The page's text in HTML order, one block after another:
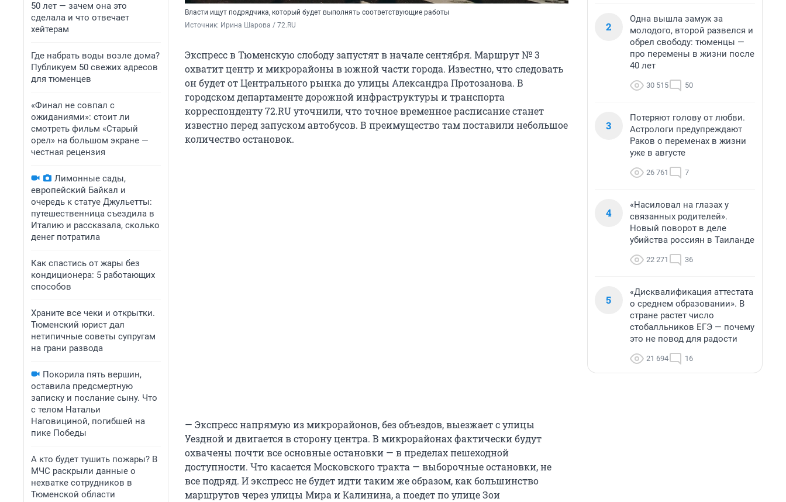
50 лет — зачем она это
сделала и что отвечает
хейтерам
Где набрать воды возле дома?
Публикуем 50 свежих адресов
для тюменцев
«Финал не совпал с
ожиданиями»: стоит ли
смотреть фильм «Старый
орел» на большом экране —
честная рецензия
Лимонные сады,
европейский Байкал и
очередь к статуе Джульетты:
путешественница съездила в
Италию и рассказала, сколько
денег потратила
Как спастись от жары без
кондиционера: 5 работающих
способов
Храните все чеки и открытки.
Тюменский юрист дал
нетипичные советы супругам
на грани развода
Покорила пять вершин,
оставила предсмертную
записку и послание сыну. Что
с телом Натальи
Наговициной, погибшей на
пике Победы
А кто будет тушить пожары? В
МЧС раскрыли данные о
нехватке сотрудников в
Тюменской области
Власти ищут подрядчика, который будет выполнять соответствующие работы
Источник: Ирина Шарова / 72.RU
Экспресс в Тюменскую слободу запустят в начале сентября. Маршрут № 3
охватит центр и микрорайоны в южной части города. Известно, что следовать
он будет от Центрального рынка до улицы Александра Протозанова. В
городском департаменте дорожной инфраструктуры и транспорта
корреспонденту 72.RU уточнили, что точное временное расписание станет
известно перед запуском автобусов. В преимущество там поставили небольшое
количество остановок.
— Экспресс напрямую из микрорайонов, без объездов, выезжает с улицы
Уездной и двигается в сторону центра. В микрорайонах фактически будут
охвачены почти все основные остановки — в пределах пешеходной
доступности. Что касается Московского тракта — выборочные остановки, не
все подряд. И экспресс не будет идти таким же образом, как большинство
маршрутов через улицы Мира и Калинина, а поедет по улице Зои
2
Одна вышла замуж за
молодого, второй развелся и
обрел свободу: тюменцы —
про перемены в жизни после
40 лет
30 515 50
3
Потеряют голову от любви.
Астрологи предупреждают
Раков о переменах в жизни
уже в августе
26 761 7
4
«Насиловал на глазах у
связанных родителей».
Новый поворот в деле
убийства россиян в Таиланде
22 271 36
5
«Дисквалификация аттестата
о среднем образовании». В
стране растет число
стобалльников ЕГЭ — почему
это не повод для радости
21 694 16